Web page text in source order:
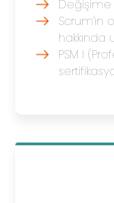
Değişime
hakkında
PSM I